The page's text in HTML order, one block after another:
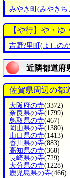
みやき町 (みやきち
【や行】や・ゆ
吉野?里町 (よしの
近隣都道府
佐賀県周辺の都
大阪府の寺(3372)
奈良県の寺(1799)
鳥取県の寺(467)
岡山県の寺(1380)
山口県の寺(1413)
香川県の寺(883)
高知県の寺(368)
長崎県の寺(729)
大分県の寺(1228)
鹿児島県の寺(466)